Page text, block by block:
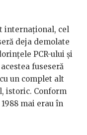
internațional, cel
deja demolate
PCR-ului și
fuseseră
un complet alt
istoric. Conform
mai erau în